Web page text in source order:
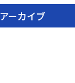
アーカイブ